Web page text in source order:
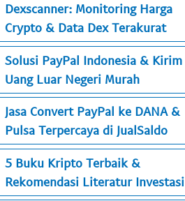
Dexscanner: Monitoring Harga
Crypto & Data Dex Terakurat
Solusi PayPal Indonesia & Kirim
Uang Luar Negeri Murah
Jasa Convert PayPal ke DANA &
Pulsa Terpercaya di JualSaldo
5 Buku Kripto Terbaik &
Rekomendasi Literatur Investasi